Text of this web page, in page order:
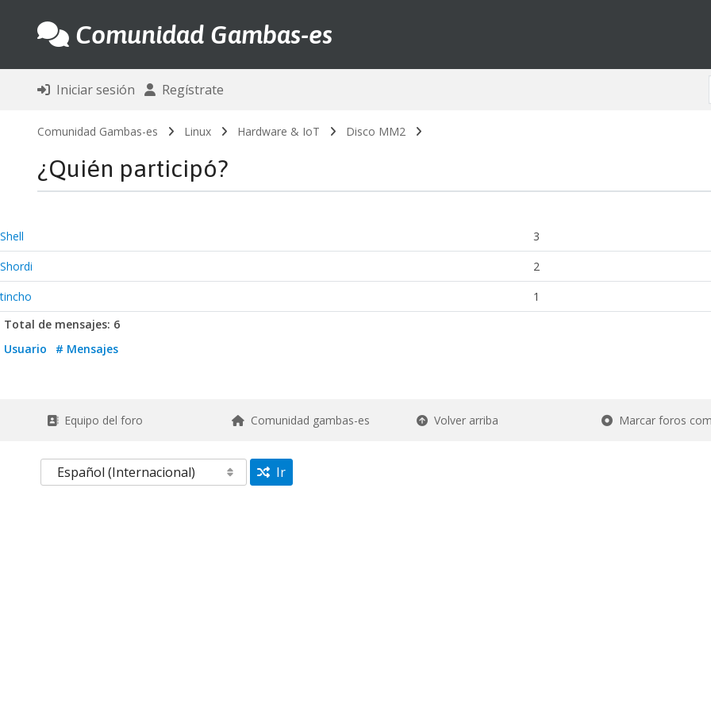
Comunidad Gambas-es
Iniciar sesión Regístrate
Comunidad Gambas-es Linux Hardware & IoT Disco MM2
¿Quién participó?
Shell
3
Shordi
2
tincho
1
Total de mensajes: 6
Usuario
# Mensajes
Equipo del foro Comunidad gambas-es Volver arriba Marcar foros
Ir